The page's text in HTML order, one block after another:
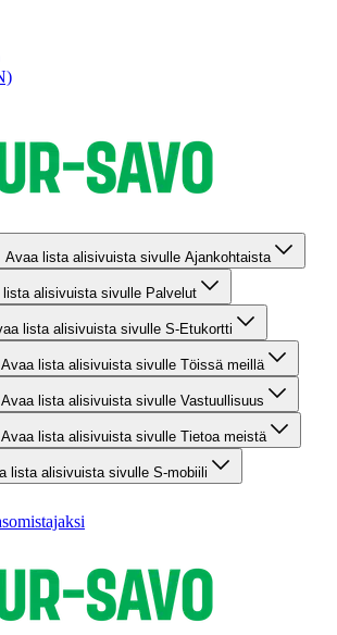
Avaa lista alisivuista sivulle Ajankohtaista
lista alisivuista sivulle Palvelut
lista alisivuista sivulle S-Etukortti
Avaa lista alisivuista sivulle Töissä meillä
Avaa lista alisivuista sivulle Vastuullisuus
Avaa lista alisivuista sivulle Tietoa meistä
lista alisivuista sivulle S-mobiili